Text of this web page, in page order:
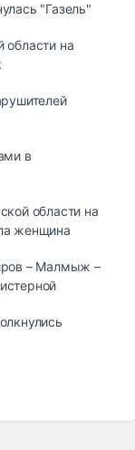
"Газель"
области на
в
области на
женщина
– Малмыж –